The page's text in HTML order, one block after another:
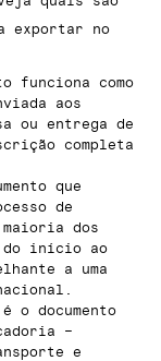
exportar no
funciona como
aos
ou entrega de
completa
que
de
dos
do início ao
a uma
o documento
–
e